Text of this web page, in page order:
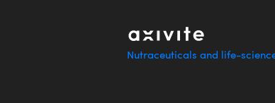
Nutraceuticals and life-